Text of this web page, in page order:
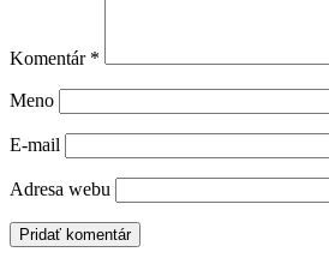
Komentár *
Meno
E-mail
Adresa webu